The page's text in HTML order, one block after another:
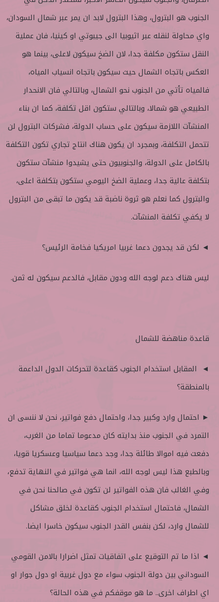
الجنوب هو البترول، وهذا البترول لابد ان يمر عبر شمال السودان،
واي محاولة لنقله عبر اثيوبيا الى جيبوتي او كينيا، فان عملية
النقل ستكون مكلفة جدا، لان الضخ سيكون لاعلى، بينما هو
العكس باتجاه الشمال حيث سيكون باتجاه انسياب المياه،
فالمياه تأتي من الجنوب نحو الشمال، وبالتالي فان الانحدار
الطبيعي هو شمالا، وبالتالي ستكون اقل تكلفة، كما ان بناء
المنشآت اللازمة سيكون على حساب الدولة، فشركات البترول لن
تتحمل التكلفة، وبمجرد ان يكون هناك انتاج تجاري تكون التكلفة
بالكامل على الدولة، والجنوبيون حتى يشيدوا منشآت ستكون
بتكلفة عالية جدا، وعملية الضخ اليومي ستكون بتكلفة اعلى،
والبترول كما نعلم هو ثروة ناضبة قد يكون ما تبقى من البترول
لا يكفي تكلفة المنشآت.
◄ لكن قد يجدون دعما غربيا امريكيا فخامة الرئيس؟
ليس هناك دعم لوجه الله ودون مقابل، فالدعم سيكون له ثمن.
قاعدة مناهضة للشمال
◄ المقابل استخدام الجنوب كقاعدة لتحركات الدول الداعمة
بالمنطقة؟
► احتمال وارد وكبير جدا، واحتمال دفع فواتير، نحن لا ننسى ان
التمرد في الجنوب منذ بدايته كان مدعوما تماما من الغرب،
دفعت فيه اموالا طائلة جدا، وجد دعما سياسيا وعسكريا قويا،
وبالطبع هذا ليس لوجه الله، انما هي فواتير في النهاية تدفع،
وفي الغالب فان هذه الفواتير لن تكون في صالحنا نحن في
الشمال، فاحتمال استخدام الجنوب كقاعدة لخلق مشاكل
للشمال وارد، لكن بنفس القدر الجنوب سيكون خاسرا ايضا.
◄ اذا ما تم التوقيع على اتفاقيات تمثل اضرارا بالامن القومي
السوداني بين دولة الجنوب سواء مع دول غربية او دول جوار او
اي اطراف اخرى.. ما هو موقفكم في هذه الحالة؟